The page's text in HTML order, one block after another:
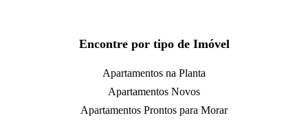
Encontre por tipo de Imóvel
Apartamentos na Planta
Apartamentos Novos
Apartamentos Prontos para Morar